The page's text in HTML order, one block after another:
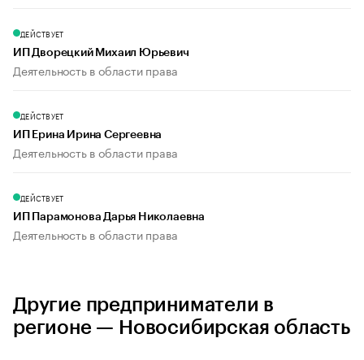
ДЕЙСТВУЕТ
ИП Дворецкий Михаил Юрьевич
Деятельность в области права
ДЕЙСТВУЕТ
ИП Ерина Ирина Сергеевна
Деятельность в области права
ДЕЙСТВУЕТ
ИП Парамонова Дарья Николаевна
Деятельность в области права
Другие предприниматели в
регионе — Новосибирская область